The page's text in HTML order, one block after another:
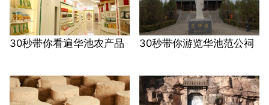
30秒带你看遍华池农产品 30秒带你游览华池范公祠